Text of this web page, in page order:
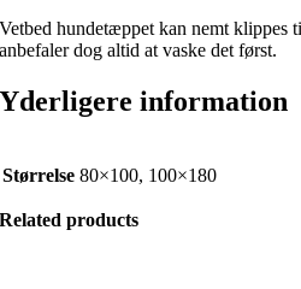
Vetbed hundetæppet kan nemt klippes
anbefaler dog altid at vaske det først.
Yderligere information
Størrelse 80×100, 100×180
Related products